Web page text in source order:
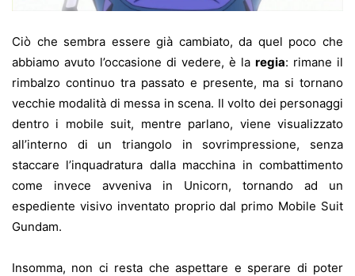
Ciò che sembra essere già cambiato, da quel poco che
abbiamo avuto l’occasione di vedere, è la regia: rimane il
rimbalzo continuo tra passato e presente, ma si tornano
vecchie modalità di messa in scena. Il volto dei personaggi
dentro i mobile suit, mentre parlano, viene visualizzato
all’interno di un triangolo in sovrimpressione, senza
staccare l’inquadratura dalla macchina in combattimento
come invece avveniva in Unicorn, tornando ad un
espediente visivo inventato proprio dal primo Mobile Suit
Gundam.
Insomma, non ci resta che aspettare e sperare di poter